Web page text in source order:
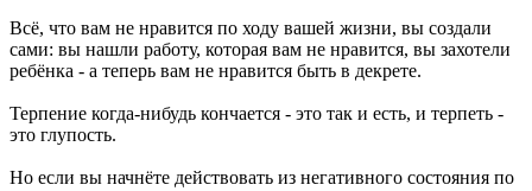
Всё, что вам не нравится по ходу вашей жизни, вы создали
сами: вы нашли работу, которая вам не нравится, вы захотели
ребёнка - а теперь вам не нравится быть в декрете.
Терпение когда-нибудь кончается - это так и есть, и терпеть -
это глупость.
Но если вы начнёте действовать из негативного состояния по